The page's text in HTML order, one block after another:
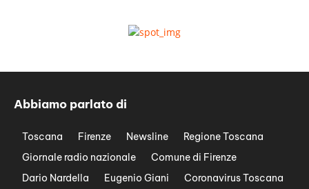
Abbiamo parlato di
Toscana Firenze Newsline
Regione Toscana
Giornale radio nazionale
Comune di Firenze
Dario Nardella
Eugenio Giani
Coronavirus Toscana